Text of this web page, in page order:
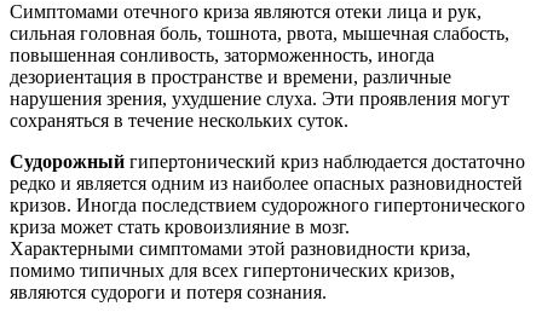
Симптомами отечного криза являются отеки лица и рук,
сильная головная боль, тошнота, рвота, мышечная слабость,
повышенная сонливость, заторможенность, иногда
дезориентация в пространстве и времени, различные
нарушения зрения, ухудшение слуха. Эти проявления могут
сохраняться в течение нескольких суток.
Судорожный гипертонический криз наблюдается достаточно
редко и является одним из наиболее опасных разновидностей
кризов. Иногда последствием судорожного гипертонического
криза может стать кровоизлияние в мозг.
Характерными симптомами этой разновидности криза,
помимо типичных для всех гипертонических кризов,
являются судороги и потеря сознания.